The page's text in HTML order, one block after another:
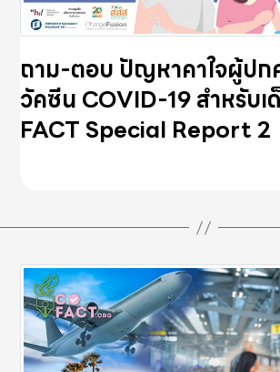
ถาม-ตอบ ปัญหาคาใจผู้ปก
วัคซีน COVID-19 สำหรับเ
FACT Special Report 2